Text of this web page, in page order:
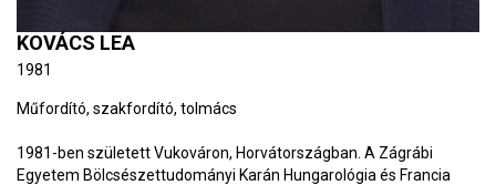
KOVÁCS LEA
1981
Műfordító, szakfordító, tolmács
1981-ben született Vukováron, Horvátországban. A Zágrábi
Egyetem Bölcsészettudományi Karán Hungarológia és Francia